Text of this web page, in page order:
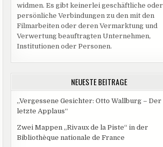
widmen. Es gibt keinerlei geschäftliche oder
persönliche Verbindungen zu den mit den
Filmarbeiten oder deren Vermarktung und
Verwertung beauftragten Unternehmen,
Institutionen oder Personen.
NEUESTE BEITRÄGE
„Vergessene Gesichter: Otto Wallburg – Der
letzte Applaus“
Zwei Mappen „Rivaux de la Piste“ in der
Bibliothèque nationale de France